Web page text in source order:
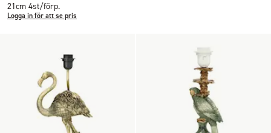
21cm 4st/förp.
Logga in för att se pris